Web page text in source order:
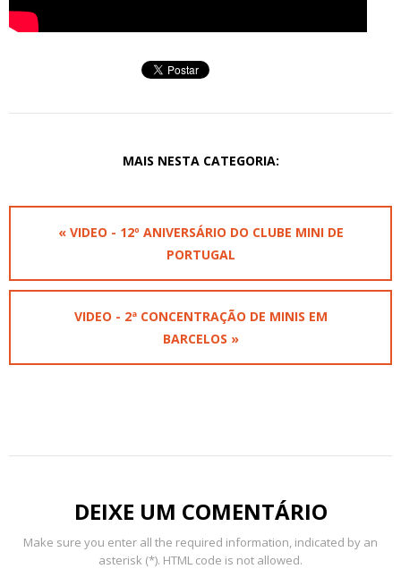
MAIS NESTA CATEGORIA:
« VIDEO - 12º ANIVERSÁRIO DO CLUBE MINI DE
PORTUGAL
VIDEO - 2ª CONCENTRAÇÃO DE MINIS EM
BARCELOS »
DEIXE UM COMENTÁRIO
Make sure you enter all the required information, indicated by an
asterisk (*). HTML code is not allowed.